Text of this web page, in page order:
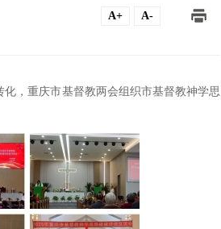
A+ A-
，重庆市基督教两会组织市基督教神学思